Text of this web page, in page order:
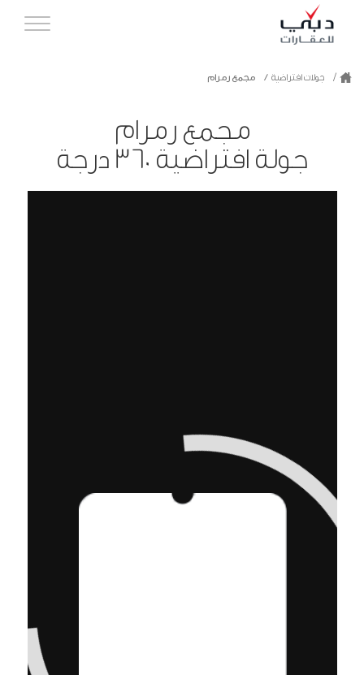
جولات افتراضية مجمع رمرام
مجمع رمرام
جولة افتراضية 360 درجة